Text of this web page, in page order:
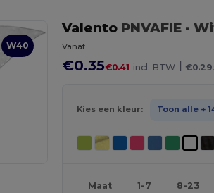
W40
ValentoPNVAFIE -
Vanaf
€0.35€0.41 incl. BTW | €0.29
Kies een kleur: Toon alle +
Maat 1-7 8-23